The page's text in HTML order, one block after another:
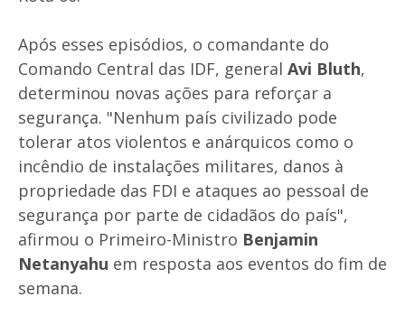
Após esses episódios, o comandante do
Comando Central das IDF, general Avi Bluth,
determinou novas ações para reforçar a
segurança. "Nenhum país civilizado pode
tolerar atos violentos e anárquicos como o
incêndio de instalações militares, danos à
propriedade das FDI e ataques ao pessoal de
segurança por parte de cidadãos do país",
afirmou o Primeiro-Ministro Benjamin
Netanyahu em resposta aos eventos do fim de
semana.